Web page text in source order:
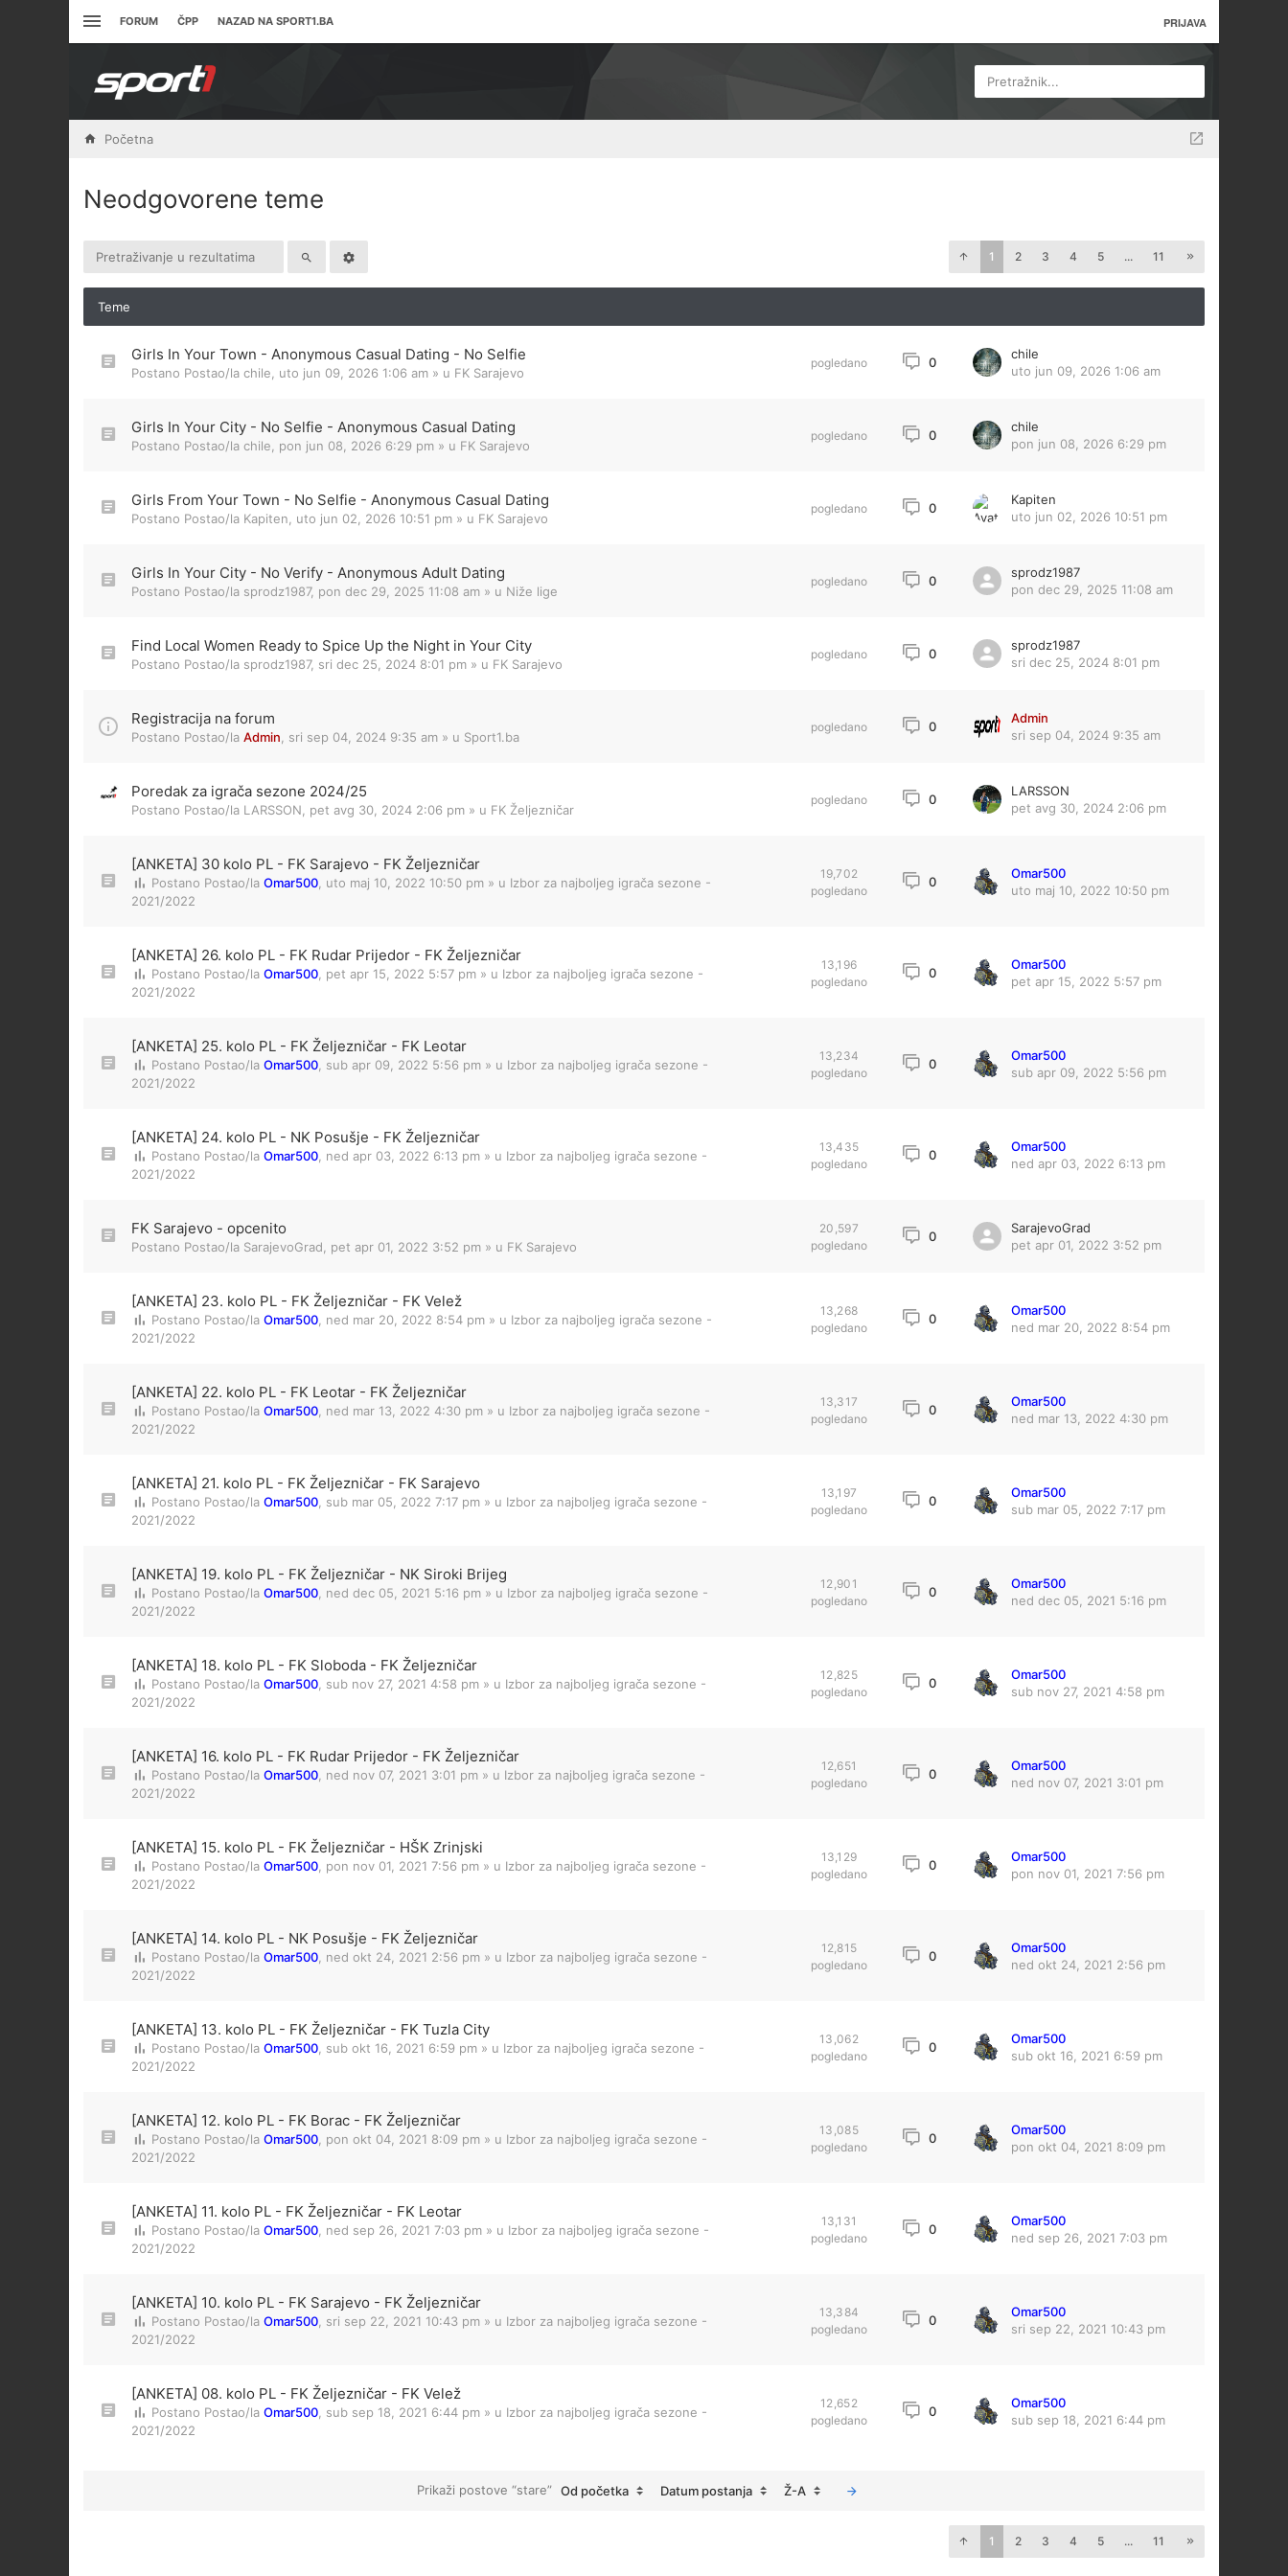
FORUM ČPP NAZAD NA SPORT1.BA PRIJAVA
Pretražnik...
Početna
Neodgovorene teme
1 2 3 4 5 ... 11
Teme
Girls In Your Town - Anonymous Casual Dating - No Selfie
Postano Postao/la chile uto jun 09, 2026 1:06 am » u FK Sarajevo
pogledano 0
chile
uto jun 09, 2026 1:06 am
Girls In Your City - No Selfie - Anonymous Casual Dating
Postano Postao/la chile pon jun 08, 2026 6:29 pm » u FK Sarajevo
pogledano 0
chile
pon jun 08, 2026 6:29 pm
Girls From Your Town - No Selfie - Anonymous Casual Dating
Postano Postao/la Kapiten uto jun 02, 2026 10:51 pm » u FK Sarajevo
pogledano 0
Kapiten
uto jun 02, 2026 10:51 pm
Girls In Your City - No Verify - Anonymous Adult Dating
Postano Postao/la sprodz1987, pon dec 29, 2025 11:08 am » u Niže lige
pogledano 0
sprodz1987
pon dec 29, 2025 11:08 am
Find Local Women Ready to Spice Up the Night in Your City
Postano Postao/la sprodz1987, sri dec 25, 2024 8:01 pm » u FK Sarajevo
pogledano 0
sprodz1987
sri dec 25, 2024 8:01 pm
Registracija na forum
Postano Postao/la Admin sri sep 04, 2024 9:35 am » u Sport1.ba
pogledano 0
Admin
sri sep 04, 2024 9:35 am
Poredak za igrača sezone 2024/25
Postano Postao/la LARSSON pet avg 30, 2024 2:06 pm » u FK Željezničar
pogledano 0
LARSSON
pet avg 30, 2024 2:06 pm
[ANKETA] 30 kolo PL - FK Sarajevo - FK Željezničar
Postano Postao/la Omar500 uto maj 10, 2022 10:50 pm » u Izbor za najboljeg igrača sezone -
2021/2022
19,702
pogledano
0
Omar500
uto maj 10, 2022 10:50 pm
[ANKETA] 26. kolo PL - FK Rudar Prijedor - FK Željezničar
Postano Postao/la Omar500 pet apr 15, 2022 5:57 pm » u Izbor za najboljeg igrača sezone -
2021/2022
13,196
pogledano
0
Omar500
pet apr 15, 2022 5:57 pm
[ANKETA] 25. kolo PL - FK Željezničar - FK Leotar
Postano Postao/la Omar500 sub apr 09, 2022 5:56 pm » u Izbor za najboljeg igrača sezone -
2021/2022
13,234
pogledano
0
Omar500
sub apr 09, 2022 5:56 pm
[ANKETA] 24. kolo PL - NK Posušje - FK Željezničar
Postano Postao/la Omar500 ned apr 03, 2022 6:13 pm » u Izbor za najboljeg igrača sezone -
2021/2022
13,435
pogledano
0
Omar500
ned apr 03, 2022 6:13 pm
FK Sarajevo - opcenito
Postano Postao/la SarajevoGrad pet apr 01, 2022 3:52 pm » u FK Sarajevo
20,597
pogledano
0
SarajevoGrad
pet apr 01, 2022 3:52 pm
[ANKETA] 23. kolo PL - FK Željezničar - FK Velež
Postano Postao/la Omar500 ned mar 20, 2022 8:54 pm » u Izbor za najboljeg igrača sezone -
2021/2022
13,268
pogledano
0
Omar500
ned mar 20, 2022 8:54 pm
[ANKETA] 22. kolo PL - FK Leotar - FK Željezničar
Postano Postao/la Omar500 ned mar 13, 2022 4:30 pm » u Izbor za najboljeg igrača sezone -
2021/2022
13,317
pogledano
0
Omar500
ned mar 13, 2022 4:30 pm
[ANKETA] 21. kolo PL - FK Željezničar - FK Sarajevo
Postano Postao/la Omar500 sub mar 05, 2022 7:17 pm » u Izbor za najboljeg igrača sezone -
2021/2022
13,197
pogledano
0
Omar500
sub mar 05, 2022 7:17 pm
[ANKETA] 19. kolo PL - FK Željezničar - NK Siroki Brijeg
Postano Postao/la Omar500 ned dec 05, 2021 5:16 pm » u Izbor za najboljeg igrača sezone -
2021/2022
12,901
pogledano
0
Omar500
ned dec 05, 2021 5:16 pm
[ANKETA] 18. kolo PL - FK Sloboda - FK Željezničar
Postano Postao/la Omar500 sub nov 27, 2021 4:58 pm » u Izbor za najboljeg igrača sezone -
2021/2022
12,825
pogledano
0
Omar500
sub nov 27, 2021 4:58 pm
[ANKETA] 16. kolo PL - FK Rudar Prijedor - FK Željezničar
Postano Postao/la Omar500 ned nov 07, 2021 3:01 pm » u Izbor za najboljeg igrača sezone -
2021/2022
12,651
pogledano
0
Omar500
ned nov 07, 2021 3:01 pm
[ANKETA] 15. kolo PL - FK Željezničar - HŠK Zrinjski
Postano Postao/la Omar500 pon nov 01, 2021 7:56 pm » u Izbor za najboljeg igrača sezone -
2021/2022
13,129
pogledano
0
Omar500
pon nov 01, 2021 7:56 pm
[ANKETA] 14. kolo PL - NK Posušje - FK Željezničar
Postano Postao/la Omar500 ned okt 24, 2021 2:56 pm » u Izbor za najboljeg igrača sezone -
2021/2022
12,815
pogledano
0
Omar500
ned okt 24, 2021 2:56 pm
[ANKETA] 13. kolo PL - FK Željezničar - FK Tuzla City
Postano Postao/la Omar500 sub okt 16, 2021 6:59 pm » u Izbor za najboljeg igrača sezone -
2021/2022
13,062
pogledano
0
Omar500
sub okt 16, 2021 6:59 pm
[ANKETA] 12. kolo PL - FK Borac - FK Željezničar
Postano Postao/la Omar500 pon okt 04, 2021 8:09 pm » u Izbor za najboljeg igrača sezone -
2021/2022
13,085
pogledano
0
Omar500
pon okt 04, 2021 8:09 pm
[ANKETA] 11. kolo PL - FK Željezničar - FK Leotar
Postano Postao/la Omar500 ned sep 26, 2021 7:03 pm » u Izbor za najboljeg igrača sezone -
2021/2022
13,131
pogledano
0
Omar500
ned sep 26, 2021 7:03 pm
[ANKETA] 10. kolo PL - FK Sarajevo - FK Željezničar
Postano Postao/la Omar500 sri sep 22, 2021 10:43 pm » u Izbor za najboljeg igrača sezone -
2021/2022
13,384
pogledano
0
Omar500
sri sep 22, 2021 10:43 pm
[ANKETA] 08. kolo PL - FK Željezničar - FK Velež
Postano Postao/la Omar500 sub sep 18, 2021 6:44 pm » u Izbor za najboljeg igrača sezone -
2021/2022
12,652
pogledano
0
Omar500
sub sep 18, 2021 6:44 pm
Prikaži postove “stare” Od početka Datum postanja Ž-A
1 2 3 4 5 ... 11